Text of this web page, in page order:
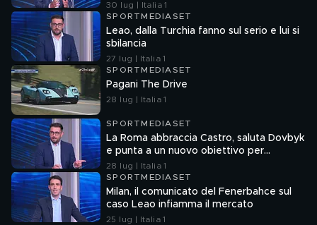
30 lug | Italia 1
SPORTMEDIASET
Leao, dalla Turchia fanno sul serio e lui si
sbilancia
27 lug | Italia 1
SPORTMEDIASET
Pagani The Drive
28 lug | Italia 1
SPORTMEDIASET
La Roma abbraccia Castro, saluta Dovbyk
e punta a un nuovo obiettivo per
l'attacco
28 lug | Italia 1
SPORTMEDIASET
Milan, il comunicato del Fenerbahce sul
caso Leao infiamma il mercato
25 lug | Italia 1